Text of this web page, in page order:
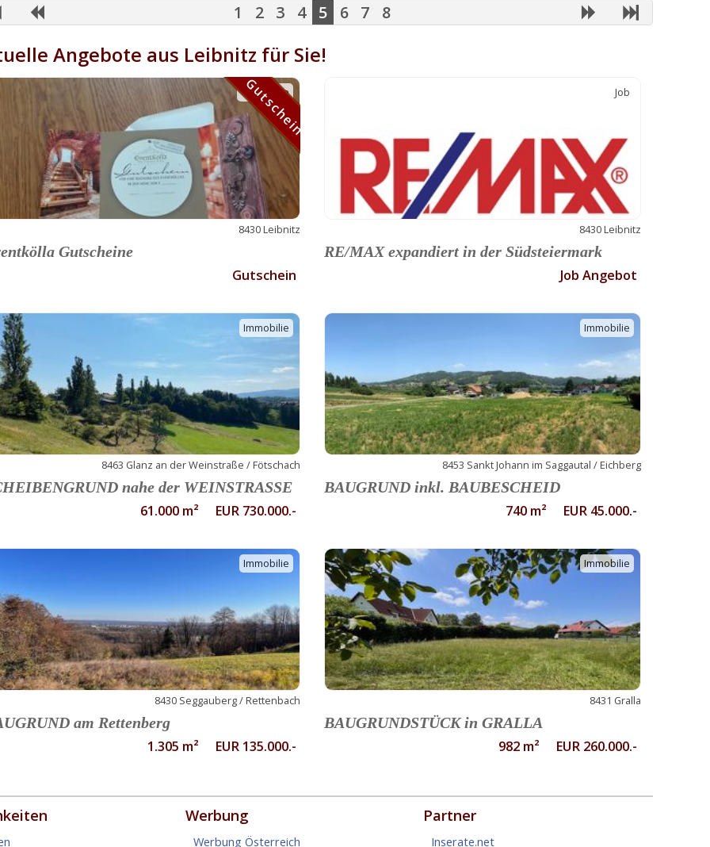
1 2 3 4 5 6 7 8
Angebote aus Leibnitz für Sie!
Gutschein
8430 Leibnitz
Gutscheine
Gutschein
Gutschein
Job
8430 Leibnitz
RE/MAX expandiert in der Südsteiermark
Job Angebot
Immobilie
8463 Glanz an der Weinstraße / Fötschach
nahe der WEINSTRASSE
61.000 m² EUR 730.000.-
Immobilie
8453 Sankt Johann im Saggautal / Eichberg
BAUGRUND inkl. BAUBESCHEID
740 m² EUR 45.000.-
Immobilie
8430 Seggauberg / Rettenbach
am Rettenberg
1.305 m² EUR 135.000.-
Immobilie
8431 Gralla
BAUGRUNDSTÜCK in GRALLA
982 m² EUR 260.000.-
Werbung
Werbung Österreich
Partner
Inserate.net